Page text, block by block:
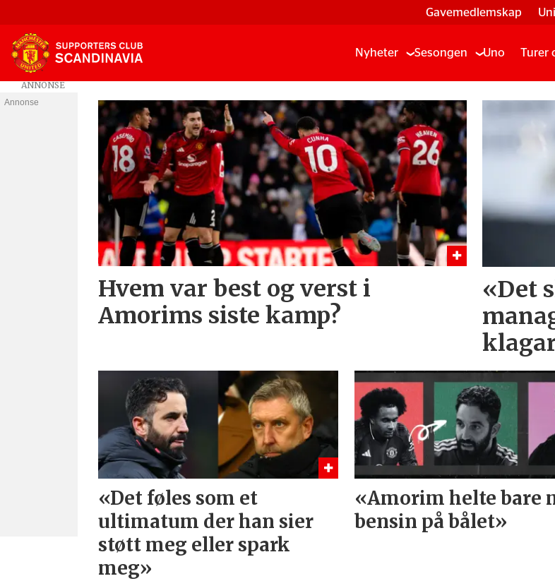
Gavemedlemskap
Nyheter Sesongen Uno Turer
Tag:
Hvem var best og verst i
Amorims siste kamp?
«Det
«Det føles som et
ultimatum der han sier
støtt meg eller spark
meg»
«Amorim helte bare
bensin på bålet»
Annonse